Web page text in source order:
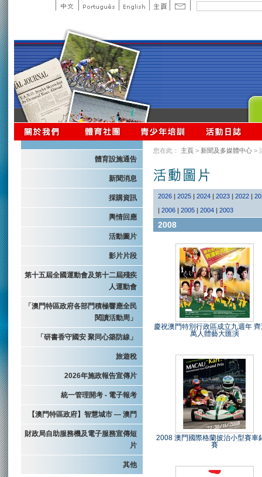
體育設施通告
新聞消息
採購資訊
輿情回應
活動圖片
影片片段
第十五屆全國運動會及第十二屆殘疾
人運動會
「澳門特區政府各部門積極響應全民
閱讀活動周」
「研書香守國安 聚同心築防線」
旅遊稅
2026年施政報告宣傳片
統一管理開考 - 電子報考
【澳門特區政府】智慧城市 — 澳門
財政局自助服務機及電子服務宣傳短
片
其他
您在此： 主頁 > 新聞及多媒體中心 >
2026 | 2025 | 2024 | 2023 | 2022 |
| 2006 | 2005 | 2004 | 2003
2008
慶祝澳門特別行政區成立九週年
萬人體藝大匯演
2008 澳門國際格蘭披治小型賽車
賽